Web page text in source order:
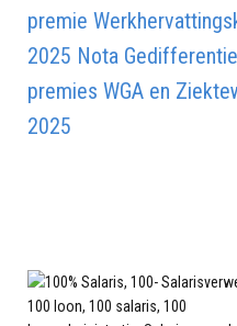
premie
2025 Nota
premies WGA en
2025